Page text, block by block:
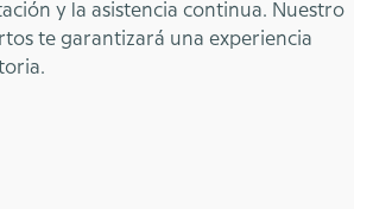
y la asistencia continua. Nuestro
te garantizará una experiencia